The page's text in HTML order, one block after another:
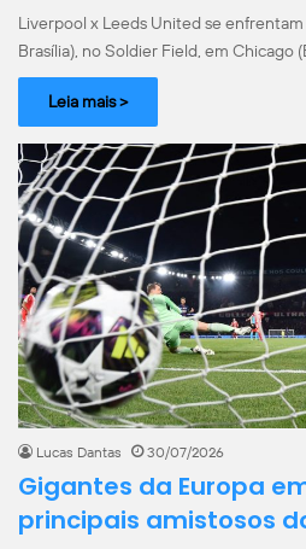
Liverpool x Leeds United se enfrentam
Brasília), no Soldier Field, em Chicago
Leia mais >
Lucas Dantas 30/07/2026
Gigantes da Europa
principais amistosos